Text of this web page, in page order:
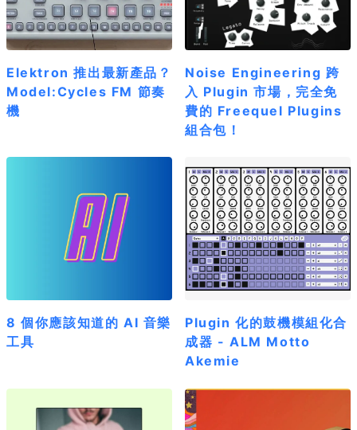
Elektron 推出最新產品？
Model:Cycles FM 節奏
機
Noise Engineering 跨
入 Plugin 市場，完全免
費的 Freequel Plugins
組合包！
8 個你應該知道的 AI 音樂
工具
Plugin 化的鼓機模組化合
成器 - ALM Motto
Akemie